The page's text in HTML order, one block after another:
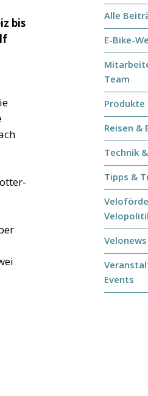
bis
Alle
E-Bike-
Team
Produkte
Reisen &
Technik
Tipps &
Velonews
Events